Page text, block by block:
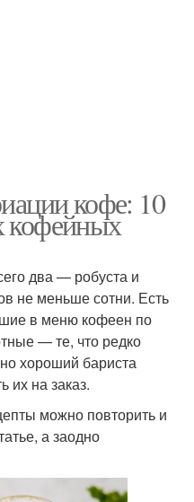
кофе: 10
кофейных
два — робуста и
не меньше сотни. Есть
в меню кофеен по
— те, что редко
хороший бариста
их на заказ.
можно повторить и
а заодно